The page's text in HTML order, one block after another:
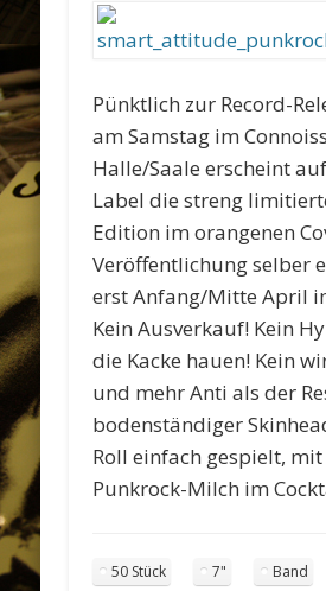
Pünktlich zur Record-
am Samstag im
Halle/Saale erscheint
Label die streng
Edition im orangenen
Veröffentlichung selber
erst Anfang/Mitte April
Kein Ausverkauf! Kein
die Kacke hauen! Kein
und mehr Anti als der
bodenständiger Skinhead
Roll einfach gespielt, mit
Punkrock-Milch im
50 Stück 7" Band